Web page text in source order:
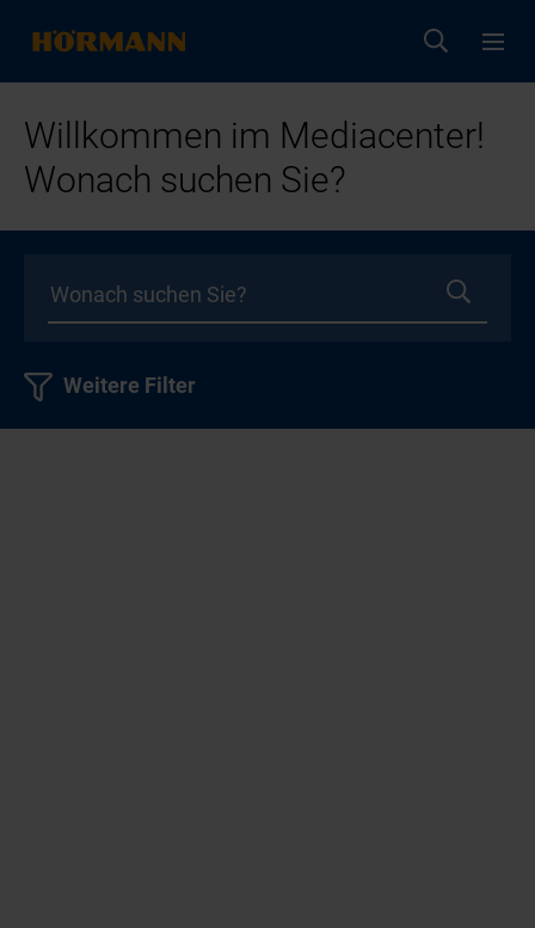
Willkommen im Mediacenter!
Wonach suchen Sie?
Weitere Filter